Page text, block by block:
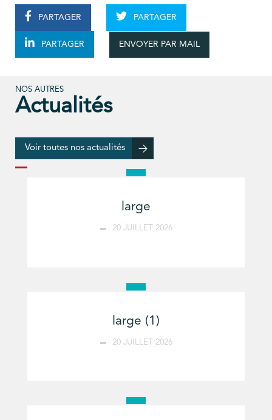
PARTAGER PARTAGER
PARTAGER ENVOYER PAR MAIL
NOS AUTRES
Actualités
Voir toutes nos actualités
large
20 JUILLET 2026
large (1)
20 JUILLET 2026